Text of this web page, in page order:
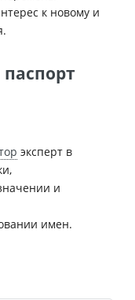
к новому и
эксперт в
и
имен.